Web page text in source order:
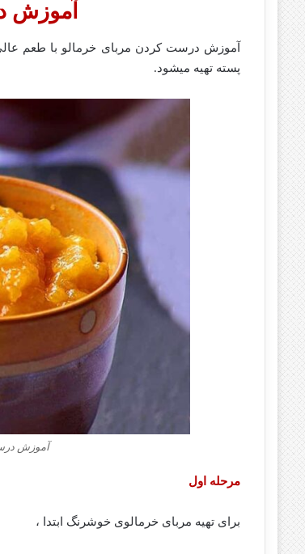
آموزش
آموزش درست کردن مربای خرمالو با طعم عالی
پسته تهیه میشود.
آموزش
مرحله اول
برای تهیه مربای خرمالوی خوشرنگ ابتدا ،